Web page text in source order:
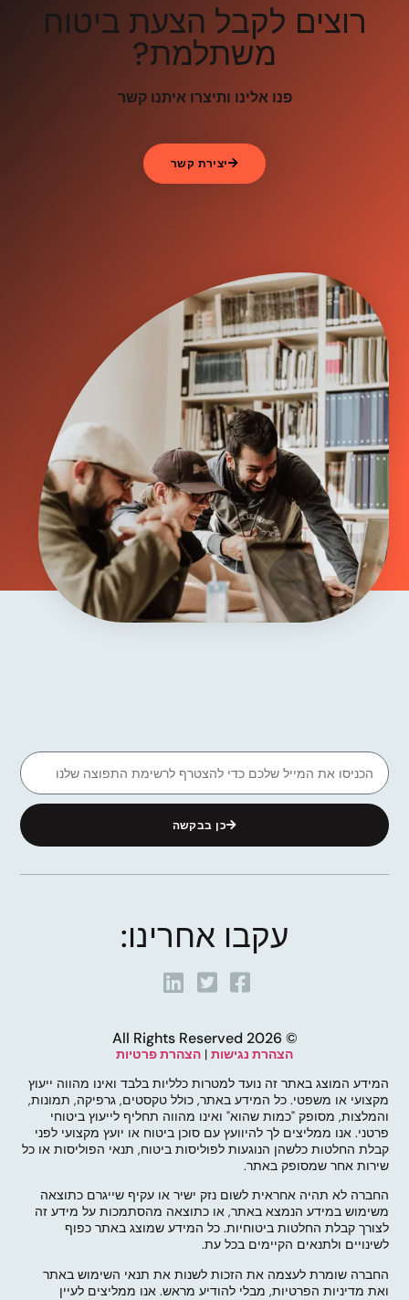
רוצים לקבל הצעת ביטוח
משתלמת?
פנו אלינו ותיצרו איתנו קשר
יצירת קשר
כן בבקשה
עקבו אחרינו:
© 2026 All Rights Reserved
הצהרת נגישות | הצהרת פרטיות
המידע המוצג באתר זה נועד למטרות כלליות בלבד ואינו מהווה ייעוץ
מקצועי או משפטי. כל המידע באתר, כולל טקסטים, גרפיקה, תמונות,
והמלצות, מסופק "כמות שהוא" ואינו מהווה תחליף לייעוץ ביטוחי
פרטני. אנו ממליצים לך להיוועץ עם סוכן ביטוח או יועץ מקצועי לפני
קבלת החלטות כלשהן הנוגעות לפוליסות ביטוח, תנאי הפוליסות או כל
שירות אחר שמסופק באתר.
החברה לא תהיה אחראית לשום נזק ישיר או עקיף שייגרם כתוצאה
משימוש במידע הנמצא באתר, או כתוצאה מהסתמכות על מידע זה
לצורך קבלת החלטות ביטוחיות. כל המידע שמוצג באתר כפוף
לשינויים ולתנאים הקיימים בכל עת.
החברה שומרת לעצמה את הזכות לשנות את תנאי השימוש באתר
ואת מדיניות הפרטיות, מבלי להודיע מראש. אנו ממליצים לעיין